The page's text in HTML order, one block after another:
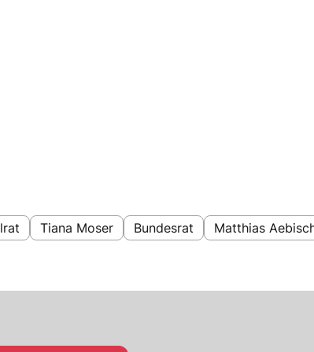
Tiana Moser Bundesrat
Matthias